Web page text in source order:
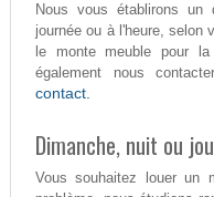
Nous vous établirons
journée ou à l'heure, selon
le monte meuble pour
également nous
contact.
Dimanche, nuit ou
Vous souhaitez louer un